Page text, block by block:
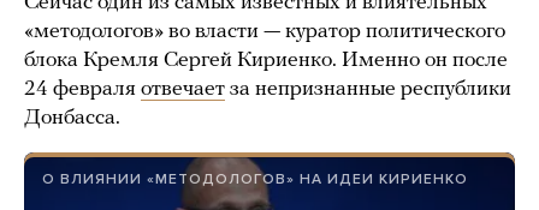
«методологов» во власти — куратор политического
блока Кремля Сергей Кириенко. Именно он после
24 февраля отвечает за непризнанные республики
Донбасса.
О ВЛИЯНИИ «МЕТОДОЛОГОВ» НА ИДЕИ КИРИЕНКО